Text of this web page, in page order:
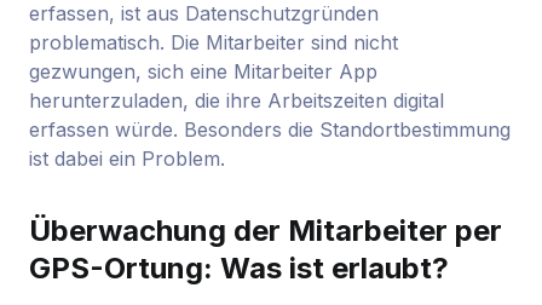
erfassen, ist aus Datenschutzgründen
problematisch. Die Mitarbeiter sind nicht
gezwungen, sich eine Mitarbeiter App
herunterzuladen, die ihre Arbeitszeiten digital
erfassen würde. Besonders die Standortbestimmung
ist dabei ein Problem.
Überwachung der Mitarbeiter per
GPS-Ortung: Was ist erlaubt?